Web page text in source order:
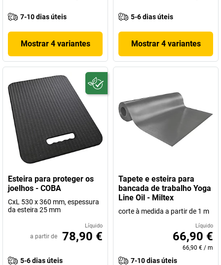
7-10 dias úteis
Mostrar 4 variantes
5-6 dias úteis
Mostrar 4 variantes
Esteira para proteger os
joelhos - COBA
CxL 530 x 360 mm, espessura
da esteira 25 mm
Líquido
a partir de 78,90 €
5-6 dias úteis
Tapete e esteira para
bancada de trabalho Yoga
Line Oil - Miltex
corte à medida a partir de 1 m
Líquido
66,90 €
66,90 € / m
7-10 dias úteis